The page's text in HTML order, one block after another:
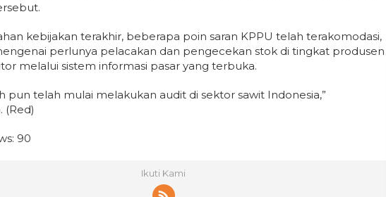
kebijakan terakhir, beberapa poin saran KPPU telah terakomodasi,
perlunya pelacakan dan pengecekan stok di tingkat produsen
melalui sistem informasi pasar yang terbuka.
pun telah mulai melakukan audit di sektor sawit Indonesia,”
(Red)
90
Ikuti Kami